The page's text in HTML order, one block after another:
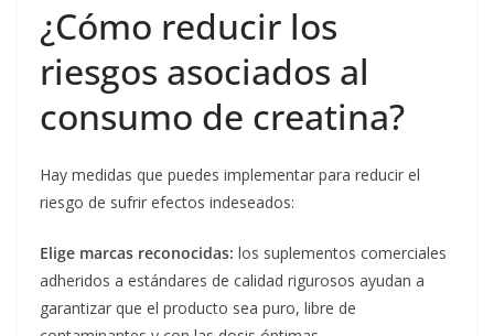
¿Cómo reducir los
riesgos asociados al
consumo de creatina?
Hay medidas que puedes implementar para reducir el
riesgo de sufrir efectos indeseados:
Elige marcas reconocidas: los suplementos comerciales
adheridos a estándares de calidad rigurosos ayudan a
garantizar que el producto sea puro, libre de